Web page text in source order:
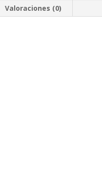
Valoraciones (0)